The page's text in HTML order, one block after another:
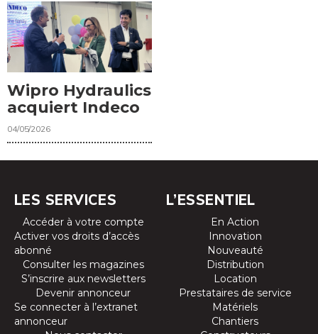
Wipro Hydraulics
acquiert Indeco
04/05/2026
LES SERVICES
Accéder à votre compte
Activer vos droits d’accès
abonné
Consulter les magazines
S’inscrire aux newsletters
Devenir annonceur
Se connecter à l’extranet
annonceur
L’ESSENTIEL
En Action
Innovation
Nouveauté
Distribution
Location
Prestataires de service
Matériels
Chantiers